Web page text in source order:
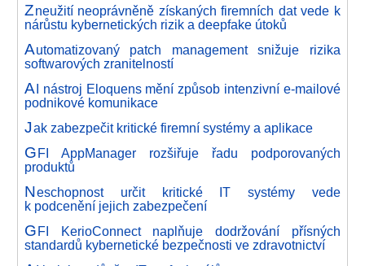
Zneužití neoprávněně získaných firemních dat vede k
nárůstu kybernetických rizik a deepfake útoků
Automatizovaný patch management snižuje rizika
softwarových zranitelností
AI nástroj Eloquens mění způsob intenzivní e-mailové
podnikové komunikace
Jak zabezpečit kritické firemní systémy a aplikace
GFI AppManager rozšiřuje řadu podporovaných
produktů
Neschopnost určit kritické IT systémy vede
k podcenění jejich zabezpečení
GFI KerioConnect naplňuje dodržování přísných
standardů kybernetické bezpečnosti ve zdravotnictví